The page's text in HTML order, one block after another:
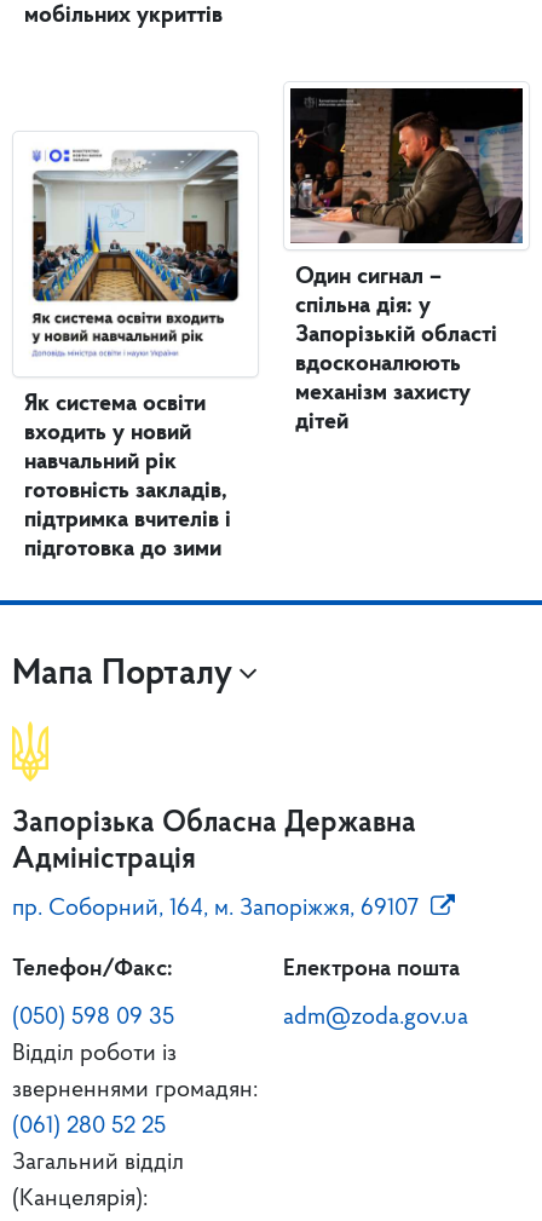
мобільних укриттів
Як система освіти
входить у новий
навчальний рік
готовність закладів,
підтримка вчителів і
підготовка до зими
Один сигнал –
спільна дія: у
Запорізькій області
вдосконалюють
механізм захисту
дітей
Мапа Порталу
Запорізька Обласна Державна
Адміністрація
пр. Соборний, 164, м. Запоріжжя, 69107
Телефон/Факс:
(050) 598 09 35
Відділ роботи із
зверненнями громадян:
(061) 280 52 25
Загальний відділ
(Канцелярія):
Електрона пошта
adm@zoda.gov.ua